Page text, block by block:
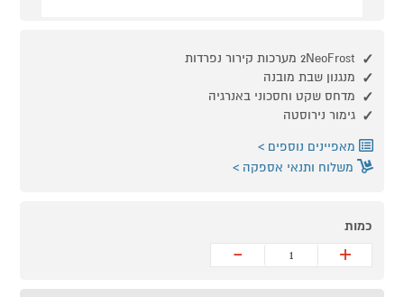
2NeoFrost מערכות קירור נפרדות
מנגנון שבת מובנה
מדחס שקט וחסכוני באנרגיה
גימור נירוסטה
מאפיינים נוספים
משלוח ותנאי אספקה
כמות
+
-